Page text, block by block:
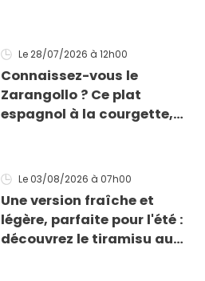
Le 28/07/2026 à 12h00
Connaissez-vous le
Zarangollo ? Ce plat
espagnol à la courgette,
Le 03/08/2026 à 07h00
Une version fraîche et
légère, parfaite pour l'été :
découvrez le tiramisu au